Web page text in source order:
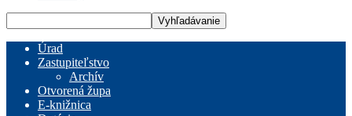
Úrad
Zastupiteľstvo
Archív
Otvorená župa
E-knižnica